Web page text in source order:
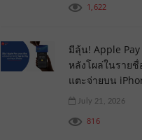
1,622
มีลุ้น! Apple
หลังโผล่ในรายชื่
แตะจ่ายบน
July 21, 2026
816